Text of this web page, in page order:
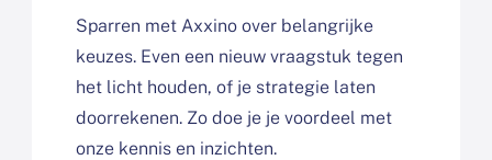
Sparren met Axxino over belangrijke
keuzes. Even een nieuw vraagstuk tegen
het licht houden, of je strategie laten
doorrekenen. Zo doe je je voordeel met
onze kennis en inzichten.